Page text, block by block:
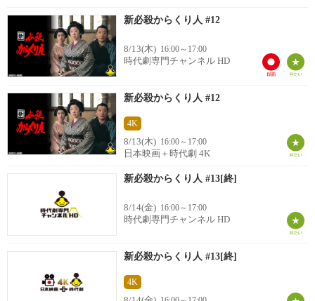
新必殺からくり人 #12
8/13(木) 16:00～17:00
時代劇専門チャンネル HD
新必殺からくり人 #12
4K
8/13(木) 16:00～17:00
日本映画＋時代劇 4K
新必殺からくり人 #13[終]
8/14(金) 16:00～17:00
時代劇専門チャンネル HD
新必殺からくり人 #13[終]
4K